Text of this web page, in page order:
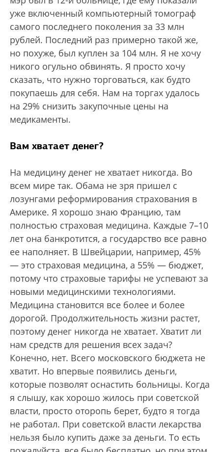
уже включенный компьютерный томограф
самого последнего поколения за 33 млн
рублей. Последний раз примерно такой же,
но похуже, был куплен за 104 млн. Я не хочу
никого огульно обвинять. Я просто хочу
сказать, что нужно торговаться, как будто
покупаешь для себя. Нам на торгах удалось
на 29% снизить закупочные цены на
медикаменты.
Вам хватает денег?
На медицину денег не хватает никогда. Во
всем мире так. Обама не зря пришел с
лозунгами реформирования страхования в
Америке. Я хорошо знаю Францию, там
полностью страховая медицина. Каждые 7–10
лет она банкротится, а государство все равно
ее наполняет. В Швейцарии, например, 45%
— это страховая медицина, а 55% — бюджет,
потому что страховые тарифы не успевают за
новыми медицинскими технологиями.
Медицина становится все более и более
дорогой. Продолжительность жизни растет,
поэтому денег никогда не хватает. Хватит ли
нам средств для решения всех задач?
Конечно, нет. Всего московского бюджета не
хватит. Но впервые появились деньги,
которые позволят оснастить больницы. Когда
я слышу, как хорошо жилось при советской
власти, просто оторопь берет, будто я тогда
не работал. При советской власти лекарства
нельзя было купить даже за деньги. То есть